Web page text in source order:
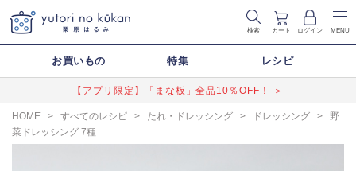
検索 カート ログイン MENU
お買いもの 特集 レシピ
【アプリ限定】「まな板」全品10％OFF！ ＞
HOME > すべてのレシピ > たれ・ドレッシング > ドレッシング >
野
菜ドレッシング 7種